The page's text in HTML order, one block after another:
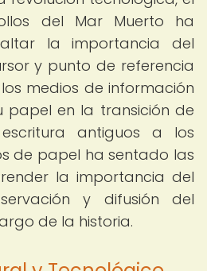
del Mar Muerto ha
la importancia del
y punto de referencia
medios de información
papel en la transición de
antiguos a los
de papel ha sentado las
la importancia del
y difusión del
de la historia.